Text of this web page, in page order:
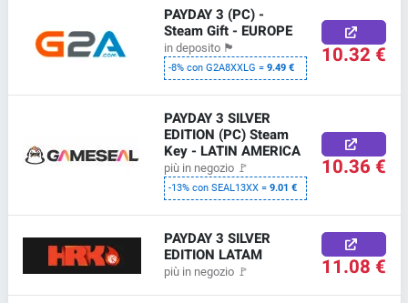
PAYDAY 3 (PC) -
Steam Gift - EUROPE
in deposito 🏴
-8% con G2A8XXLG =9.49 € 10.32 €
PAYDAY 3 SILVER
EDITION (PC) Steam
Key - LATIN AMERICA
più in negozio 🚩
-13% con SEAL13XX =9.01 €
10.36 €
PAYDAY 3 SILVER
EDITION LATAM
più in negozio 🚩 11.08 €